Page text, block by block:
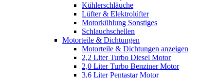
Kühlerschläuche
Lüfter & Elektrolüfter
Motorkühlung Sonstiges
Schlauchschellen
Motorteile & Dichtungen
Motorteile & Dichtungen anzeigen
2,2 Liter Turbo Diesel Motor
2,0 Liter Turbo Benziner Motor
3,6 Liter Pentastar Motor